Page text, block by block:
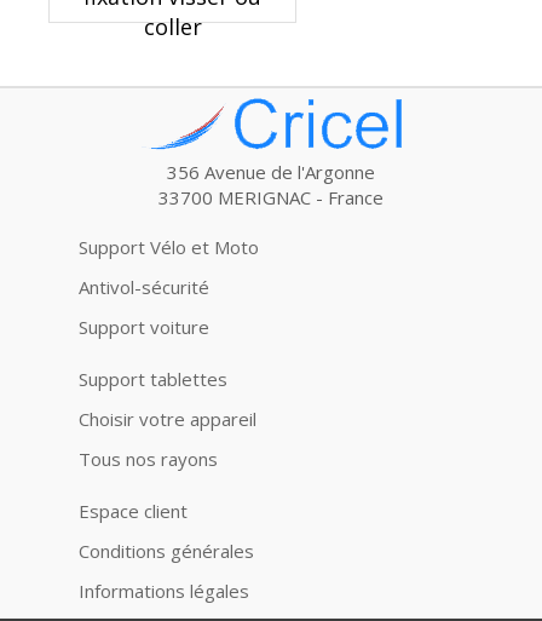
coller
356 Avenue de l'Argonne
33700 MERIGNAC - France
Support Vélo et Moto
Antivol-sécurité
Support voiture
Support tablettes
Choisir votre appareil
Tous nos rayons
Espace client
Conditions générales
Informations légales